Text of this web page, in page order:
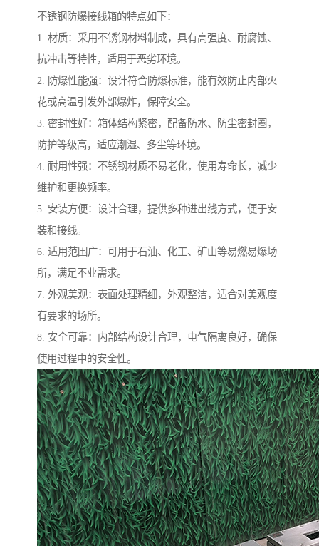
不锈钢防爆接线箱的特点如下：
1. 材质：采用不锈钢材料制成，具有高强度、耐腐蚀、
抗冲击等特性，适用于恶劣环境。
2. 防爆性能强：设计符合防爆标准，能有效防止内部火
花或高温引发外部爆炸，保障安全。
3. 密封性好：箱体结构紧密，配备防水、防尘密封圈，
防护等级高，适应潮湿、多尘等环境。
4. 耐用性强：不锈钢材质不易老化，使用寿命长，减少
维护和更换频率。
5. 安装方便：设计合理，提供多种进出线方式，便于安
装和接线。
6. 适用范围广：可用于石油、化工、矿山等易燃易爆场
所，满足不业需求。
7. 外观美观：表面处理精细，外观整洁，适合对美观度
有要求的场所。
8. 安全可靠：内部结构设计合理，电气隔离良好，确保
使用过程中的安全性。